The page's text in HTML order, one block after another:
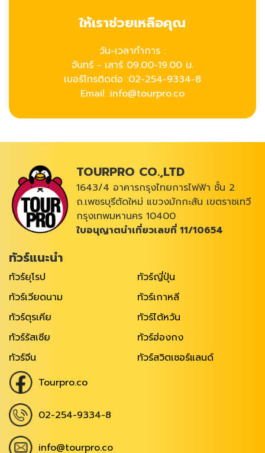
ให้เราช่วยเหลือคุณ
วัน-เวลาทำการ :
จันทร์ - เสาร์ 09.00-19.00 น.
เบอร์โทรติดต่อ :02-254-9334-8
Email :info@tourpro.co
TOURPRO CO.,LTD
1643/4 อาคารกรุงไทยการไฟฟ้า ชั้น 2
ถ.เพชรบุรีตัดใหม่ แขวงมักกะสัน เขตราชเทวี
กรุงเทพมหานคร 10400
ใบอนุญาตนำเที่ยวเลขที่ 11/10654
ทัวร์แนะนำ
ทัวร์ยุโรป
ทัวร์ญี่ปุ่น
ทัวร์เวียดนาม
ทัวร์เกาหลี
ทัวร์ตุรเคีย
ทัวร์ไต้หวัน
ทัวร์รัสเซีย
ทัวร์ฮ่องกง
ทัวร์จีน
ทัวร์สวิตเซอร์แลนด์
Tourpro.co
02-254-9334-8
info@tourpro.co